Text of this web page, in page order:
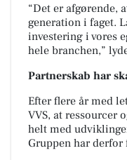
“Det er afgørende,
generation i faget.
investering i vores
hele branchen,”
Partnerskab har
Efter flere år med
VVS, at ressourcer
helt med
Gruppen har derfor